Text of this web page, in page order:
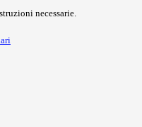
necessarie.